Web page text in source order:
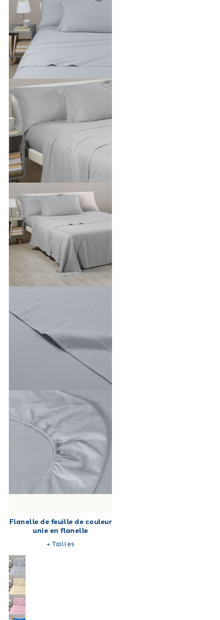
Flanelle de feuille de couleur
unie en flanelle
+Tailles